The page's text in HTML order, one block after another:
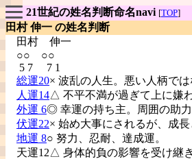
21世紀の姓名判断命名navi [TOP]
田村 伸一 の姓名判断
田村 伸一
○○ ○○
5 7 7 1
総運20× 波乱の人生。悪い人柄で
人運14△ 不平不満が過ぎて上に嫌
外運 6◎ 幸運の持ち主。周囲の助
伏運22× 始め大事にされるが、成長
地運 8○ 努力、忍耐、達成運。
天運12△ 身体的負の影響を受け継